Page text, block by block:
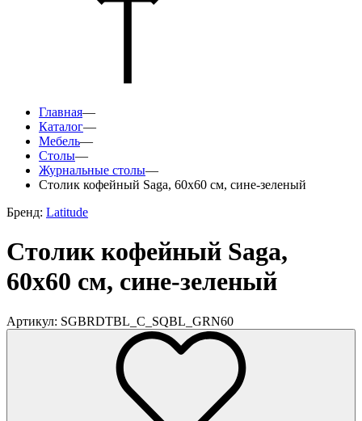
Главная—
Каталог—
Мебель—
Столы—
Журнальные столы—
Столик кофейный Saga, 60х60 см, сине-зеленый
Бренд: Latitude
Столик кофейный Saga,
60х60 см, сине-зеленый
Артикул: SGBRDTBL_C_SQBL_GRN60